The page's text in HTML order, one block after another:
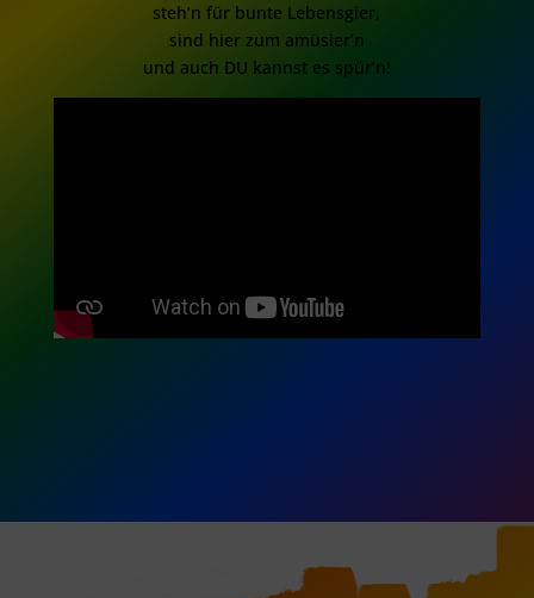
steh’n für bunte Lebensgier,
sind hier zum amüsier’n
und auch DU kannst es spür’n!